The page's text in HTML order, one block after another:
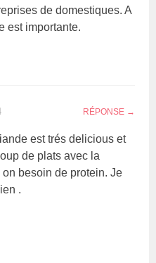
de domestiques. A
est importante.
RÉPONSE
est trés delicious et
de plats avec la
besoin de protein. Je
.